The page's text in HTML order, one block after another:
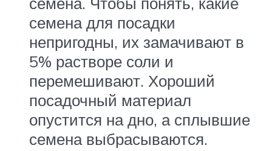
семена для посадки
непригодны, их замачивают в
5% растворе соли и
перемешивают. Хороший
посадочный материал
опустится на дно, а сплывшие
семена выбрасываются.